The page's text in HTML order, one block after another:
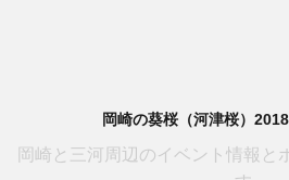
岡崎の葵桜（河津桜）
岡崎と三河周辺のイベント情報と